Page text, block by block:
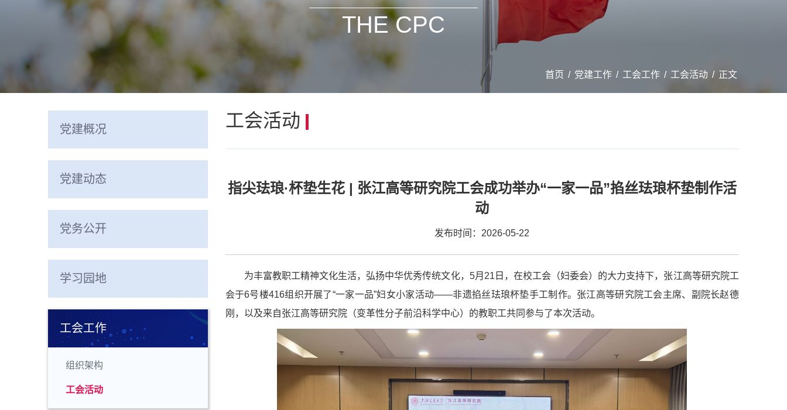
THE CPC
首页 / 党建工作 / 工会工作 / 工会活动 / 正文
党建概况
党建动态
党务公开
学习园地
工会工作
组织架构
工会活动
工会活动
指尖珐琅·杯垫生花 | 张江高等研究院工会成功举办“一家一品”掐丝珐琅杯垫制作活
动
发布时间：2026-05-22
为丰富教职工精神文化生活，弘扬中华优秀传统文化，5月21日，在校工会（妇委会）的大力支持下，张江高等研究院工
会于6号楼416组织开展了“一家一品”妇女小家活动——非遗掐丝珐琅杯垫手工制作。张江高等研究院工会主席、副院长赵德
刚，以及来自张江高等研究院（变革性分子前沿科学中心）的教职工共同参与了本次活动。